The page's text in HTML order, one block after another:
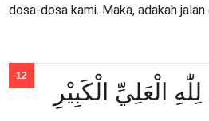
dosa-dosa kami. Maka, adakah
الْعَلِيِّ الْكَبِيْرِ